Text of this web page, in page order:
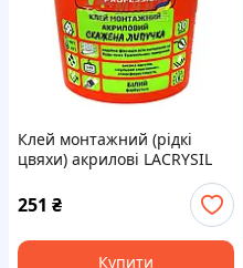
Клей монтажний (рідкі
цвяхи) акрилові LACRYSIL
білий
251 ₴
Купити